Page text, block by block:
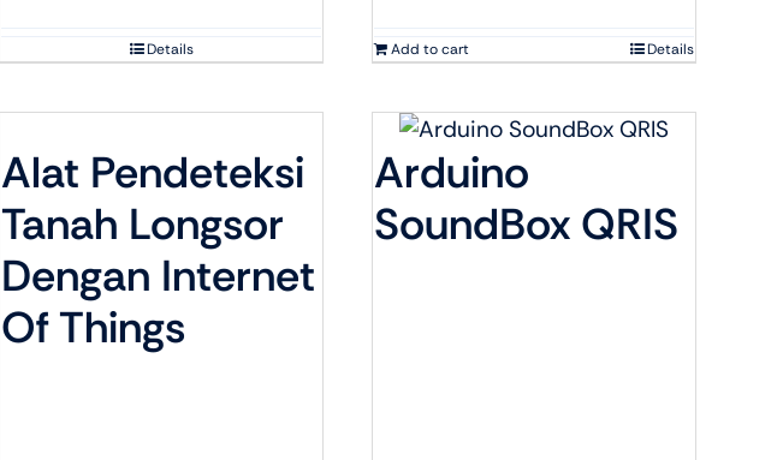
Details Add to cart Details
Alat Pendeteksi
Tanah Longsor
Dengan Internet
Of Things
Arduino
SoundBox QRIS